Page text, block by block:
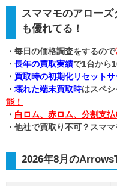
スママモのアロー
も優れてる！
・毎日の価格調査をするので
・ 長年の買取実績で1台から
・ 買取時の初期化リセットサ
・ 壊れた端末買取時はスペ
能！
・ 白ロム、赤ロム、分割支
・他社で買取り不可？スマ
2026年8月の